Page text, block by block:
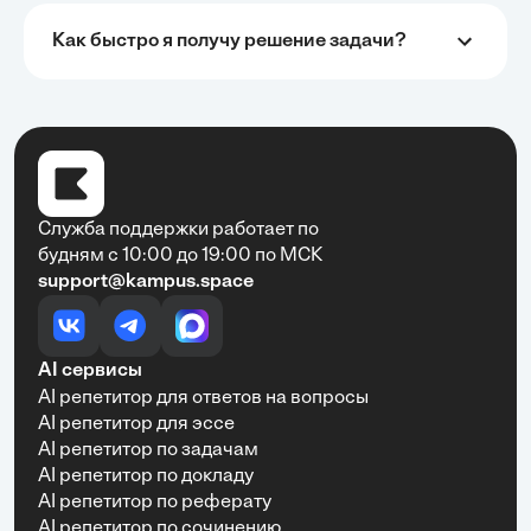
много практики и актуальных примеров.
Сайт кампус просто чудо!
Екатерина Чередниченко
Хочу выразить искреннюю благодарность
образовательной платформе за её невероятную
помощь в учебе! Благодаря удобному и интуитивно
понятному интерфейсу студенты могут быстро и
просто справляться со всеми учебными задачами.
Платформа позволяет легко решать сложные
значительно экономит время и повышает
эффективность обучения. Особенно ценю наличие
подробных объяснений и разнообразных
материалов, которые помогают лучше усвоить
хочет учиться с удовольствием и достигать
отличных результатов!
Как быстро я получу решение задачи?
Служба поддержки работает по
будням с 10:00 до 19:00 по МСК
support@kampus.space
AI сервисы
AI репетитор для ответов на вопросы
AI репетитор для эссе
AI репетитор по задачам
AI репетитор по докладу
AI репетитор по реферату